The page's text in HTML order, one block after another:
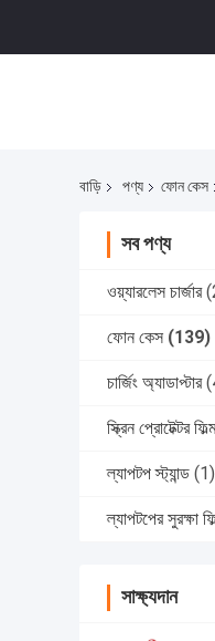
বাড়ি পণ্য ফোন কেস
সব পণ্য
ওয়্যারলেস চার্জার
ফোন কেস (139)
চার্জিং অ্যাডাপ্টার
স্ক্রিন প্রোটেক্টর ফিল্ম
ল্যাপটপ স্ট্যান্ড (1)
ল্যাপটপের সুরক্ষা
সাক্ষ্যদান